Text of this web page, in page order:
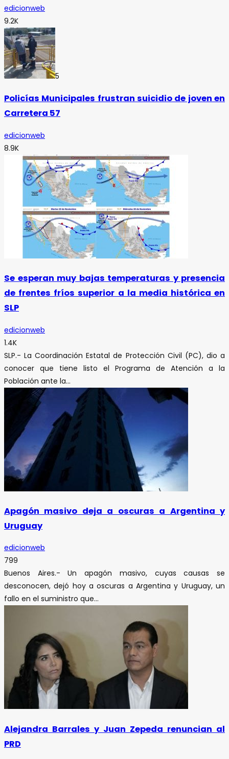
edicionweb
9.2K
5
Policías Municipales frustran suicidio de joven en
Carretera 57
edicionweb
8.9K
Se esperan muy bajas temperaturas y presencia
de frentes fríos superior a la media histórica en
SLP
edicionweb
1.4K
SLP.- La Coordinación Estatal de Protección Civil (PC), dio a
conocer que tiene listo el Programa de Atención a la
Población ante la...
Apagón masivo deja a oscuras a Argentina y
Uruguay
edicionweb
799
Buenos Aires.- Un apagón masivo, cuyas causas se
desconocen, dejó hoy a oscuras a Argentina y Uruguay, un
fallo en el suministro que...
Alejandra Barrales y Juan Zepeda renuncian al
PRD